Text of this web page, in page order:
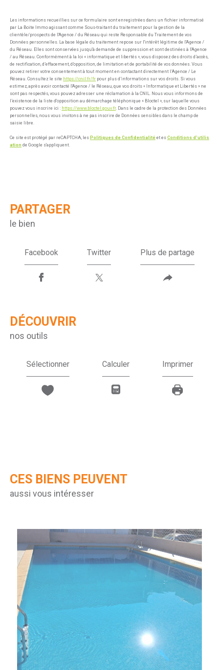
Les informations recueillies sur ce formulaire sont enregistrées dans un fichier informatisé
par La Boite Immo agissant comme Sous-traitant du traitement pour la gestion de la
clientèle/prospects de l'Agence / du Réseau qui reste Responsable du Traitement de vos
Données personnelles. La base légale du traitement repose sur l'intérêt légitime de l'Agence /
du Réseau. Elles sont conservées jusqu'à demande de suppression et sont destinées à l'Agence
/ au Réseau. Conformément à la loi « informatique et libertés », vous disposez des droits d’accès,
de rectification, d’effacement, d’opposition, de limitation et de portabilité de vos données. Vous
pouvez retirer votre consentement à tout moment en contactant directement l’Agence / Le
Réseau. Consultez le site https://cnil.fr/fr pour plus d’informations sur vos droits. Si vous
estimez, après avoir contacté l'Agence / le Réseau, que vos droits « Informatique et Libertés » ne
sont pas respectés, vous pouvez adresser une réclamation à la CNIL. Nous vous informons de
l’existence de la liste d'opposition au démarchage téléphonique « Bloctel », sur laquelle vous
pouvez vous inscrire ici : https://www.bloctel.gouv.fr. Dans le cadre de la protection des Données
personnelles, nous vous invitons à ne pas inscrire de Données sensibles dans le champ de
saisie libre.
Ce site est protégé par reCAPTCHA, les Politiques de Confidentialité et es Conditions d'utilis
ation de Google s'appliquent.
PARTAGER
le bien
Facebook Twitter Plus de partage
DÉCOUVRIR
nos outils
Sélectionner Calculer Imprimer
CES BIENS PEUVENT
aussi vous intéresser